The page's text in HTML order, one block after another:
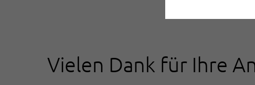
Vielen Dank für Ihre